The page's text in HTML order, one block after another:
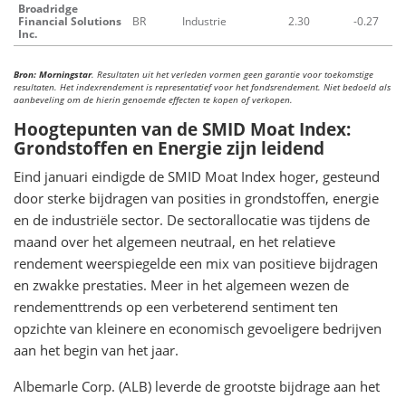
Broadridge
Financial Solutions
Inc.
BR Industrie 2.30 -0.27
Bron: Morningstar. Resultaten uit het verleden vormen geen garantie voor toekomstige
resultaten. Het indexrendement is representatief voor het fondsrendement. Niet bedoeld als
aanbeveling om de hierin genoemde effecten te kopen of verkopen.
Hoogtepunten van de SMID Moat Index:
Grondstoffen en Energie zijn leidend
Eind januari eindigde de SMID Moat Index hoger, gesteund
door sterke bijdragen van posities in grondstoffen, energie
en de industriële sector. De sectorallocatie was tijdens de
maand over het algemeen neutraal, en het relatieve
rendement weerspiegelde een mix van positieve bijdragen
en zwakke prestaties. Meer in het algemeen wezen de
rendementtrends op een verbeterend sentiment ten
opzichte van kleinere en economisch gevoeligere bedrijven
aan het begin van het jaar.
Albemarle Corp. (ALB) leverde de grootste bijdrage aan het